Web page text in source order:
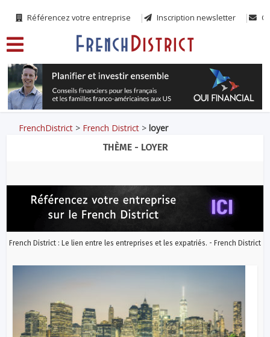
Référencez votre entreprise Inscription newsletter
FrenchDistrict > French District >loyer
THÈME - LOYER
French District : Le lien entre les entreprises et les expatriés. - French District